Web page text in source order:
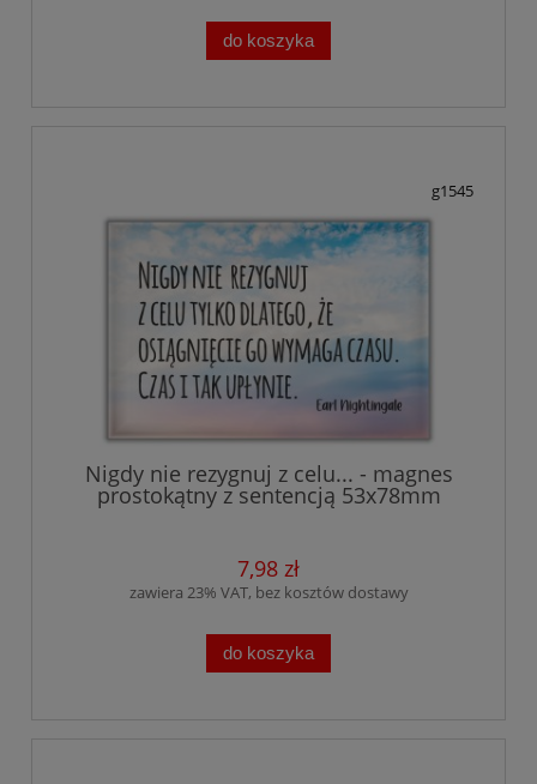
do koszyka
g1545
Nigdy nie rezygnuj z celu... - magnes
prostokątny z sentencją 53x78mm
7,98 zł
zawiera 23% VAT, bez kosztów dostawy
do koszyka